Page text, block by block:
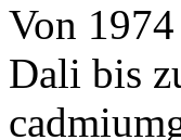
Von
Dali bis